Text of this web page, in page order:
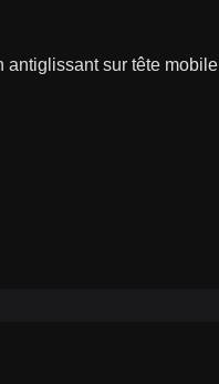
antiglissant sur tête mobile